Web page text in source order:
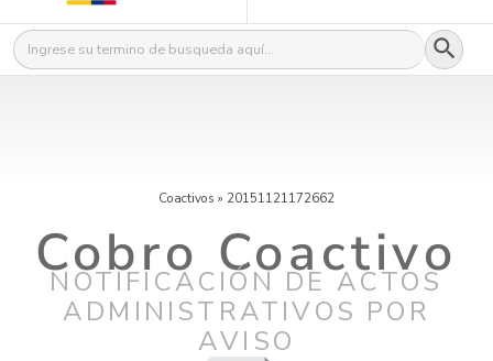
Buscar: Botón
Coactivos » 20151121172662
Cobro Coactivo
NOTIFICACIÓN DE ACTOS
ADMINISTRATIVOS POR
AVISO